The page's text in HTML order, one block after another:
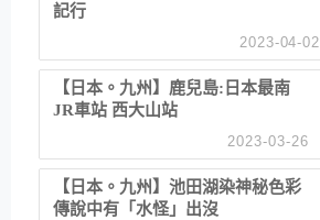
記行
2023-04-02
【日本。九州】鹿兒島:日本最南
JR車站 西大山站
2023-03-26
【日本。九州】池田湖染神秘色彩
傳說中有「水怪」出沒